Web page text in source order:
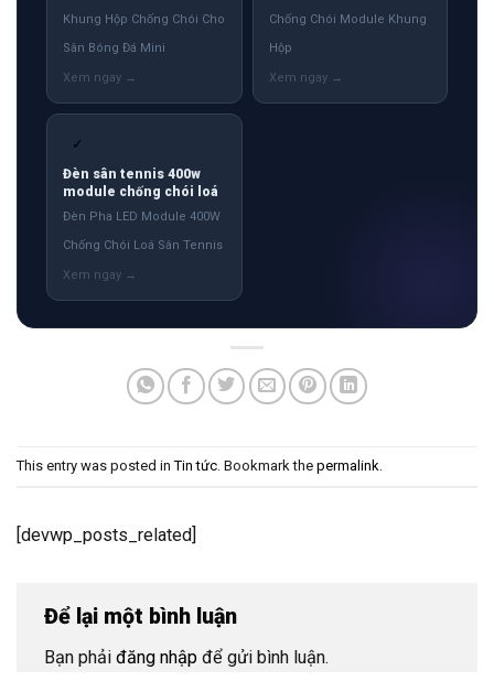
Khung Hộp Chống Chói Cho
Sân Bóng Đá Mini
Chống Chói Module Khung
Hộp
✓
Đèn sân tennis 400w
module chống chói loá
Đèn Pha LED Module 400W
Chống Chói Loá Sân Tennis
This entry was posted inTin tức . Bookmark the permalink
[devwp_posts_related]
Để lại một bình luận
Bạn phải đăng nhập để gửi bình luận.